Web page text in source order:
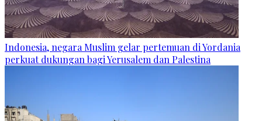
Indonesia, negara Muslim gelar pertemuan di Yordania
perkuat dukungan bagi Yerusalem dan Palestina